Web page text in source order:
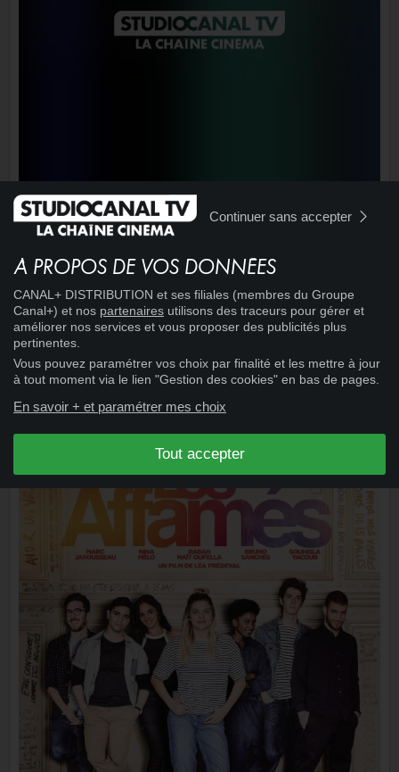
EVA
SOIRÉE
Continuer sans accepter
À PROPOS DE VOS DONNÉES
CANAL+ DISTRIBUTION et ses filiales (membres du Groupe
Canal+) et nos partenaires utilisons des traceurs pour gérer et
améliorer nos services et vous proposer des publicités plus
pertinentes.
Vous pouvez paramétrer vos choix par finalité et les mettre à jour
à tout moment via le lien "Gestion des cookies" en bas de pages.
En savoir + et paramétrer mes choix
Tout accepter